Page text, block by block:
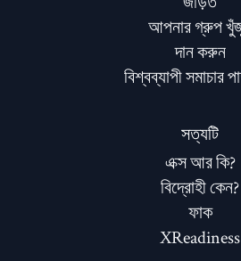
আপনার গ্রুপ
দান করুন
বিশ্বব্যাপী সমাচার
সত্যটি
এক্স আর কি?
বিদ্রোহী কেন?
ফাক
XReadiness